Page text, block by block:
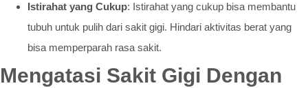
Istirahat yang Cukup: Istirahat yang cukup bisa membantu
tubuh untuk pulih dari sakit gigi. Hindari aktivitas berat yang
bisa memperparah rasa sakit.
Mengatasi Sakit Gigi Dengan